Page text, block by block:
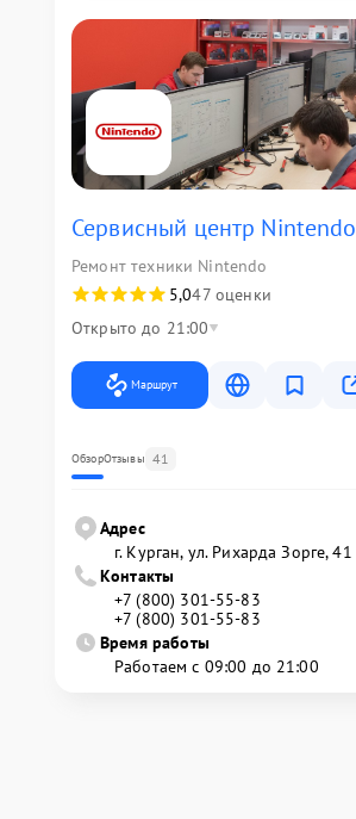
Сервисный центр Nintendo
Ремонт техники Nintendo
5,047 оценки
Открыто до 21:00
Маршрут
ОбзорОтзывы 41
Адрес
г. Курган, ул. Рихарда Зорге, 41
Контакты
+7 (800) 301-55-83
+7 (800) 301-55-83
Время работы
Работаем с 09:00 до 21:00